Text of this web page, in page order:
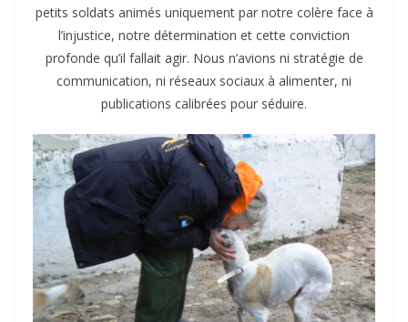
petits soldats animés uniquement par notre colère face à
l’injustice, notre détermination et cette conviction
profonde qu’il fallait agir. Nous n’avions ni stratégie de
communication, ni réseaux sociaux à alimenter, ni
publications calibrées pour séduire.